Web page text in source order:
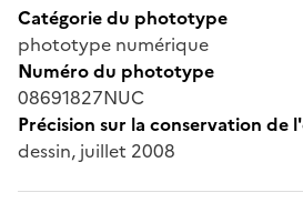
Catégorie du phototype
phototype numérique
Numéro du phototype
08691827NUC
Précision sur la conservation de
dessin, juillet 2008